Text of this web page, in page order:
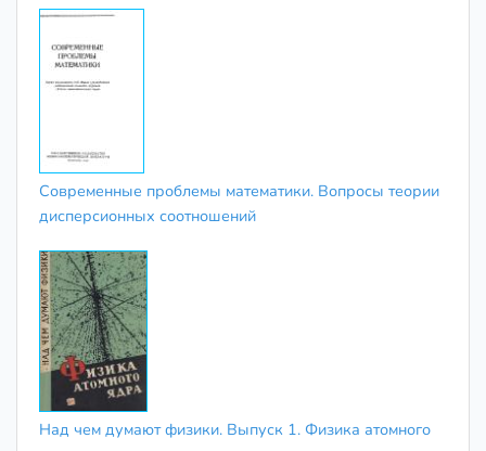
Современные проблемы математики. Вопросы теории
дисперсионных соотношений
Над чем думают физики. Выпуск 1. Физика атомного